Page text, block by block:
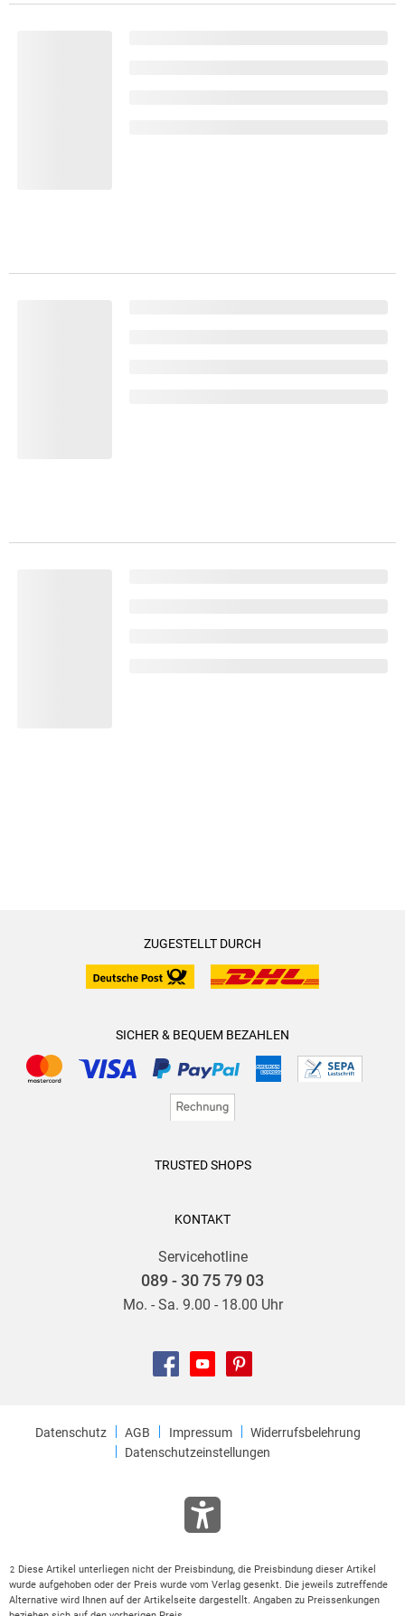
ZUGESTELLT DURCH
SICHER & BEQUEM BEZAHLEN
TRUSTED SHOPS
KONTAKT
Servicehotline
089 - 30 75 79 03
Mo. - Sa. 9.00 - 18.00 Uhr
Datenschutz AGB Impressum
Widerrufsbelehrung
Datenschutzeinstellungen
2
Diese Artikel unterliegen nicht der Preisbindung, die Preisbindung dieser Artikel
wurde aufgehoben oder der Preis wurde vom Verlag gesenkt. Die jeweils zutreffende
Alternative wird Ihnen auf der Artikelseite dargestellt. Angaben zu Preissenkungen